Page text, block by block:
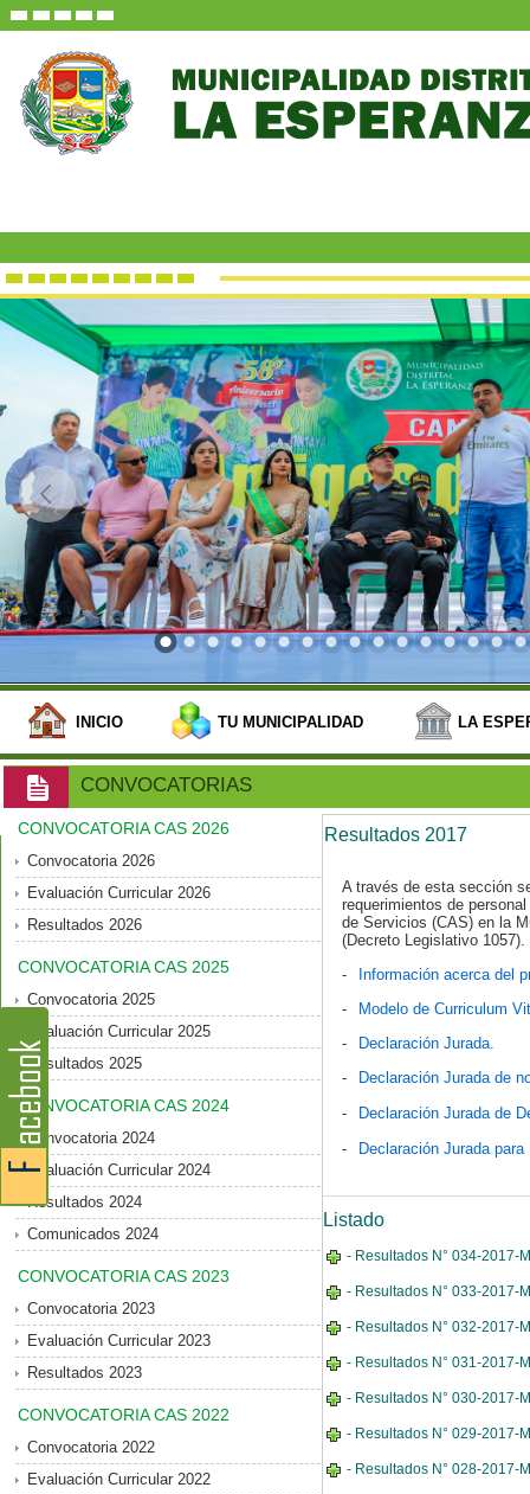
INICIO TU MUNICIPALIDAD LA
CONVOCATORIAS
CONVOCATORIA CAS 2026
Convocatoria 2026
Evaluación Curricular 2026
Resultados 2026
CONVOCATORIA CAS 2025
Convocatoria 2025
Evaluación Curricular 2025
Resultados 2025
CONVOCATORIA CAS 2024
Convocatoria 2024
Evaluación Curricular 2024
Resultados 2024
Comunicados 2024
CONVOCATORIA CAS 2023
Convocatoria 2023
Evaluación Curricular 2023
Resultados 2023
CONVOCATORIA CAS 2022
Convocatoria 2022
Evaluación Curricular 2022
Resultados 2017
A través de esta sección
requerimientos de
de Servicios (CAS) en la
(Decreto Legislativo 1057).
-
Información acerca del
-
Modelo de Curriculum
-
Declaración Jurada.
-
Declaración Jurada de
-
Declaración Jurada de
-
Declaración Jurada
Listado
- Resultados N° 034-2017-
- Resultados N° 033-2017-
- Resultados N° 032-2017-
- Resultados N° 031-2017-
- Resultados N° 030-2017-
- Resultados N° 029-2017-
- Resultados N° 028-2017-